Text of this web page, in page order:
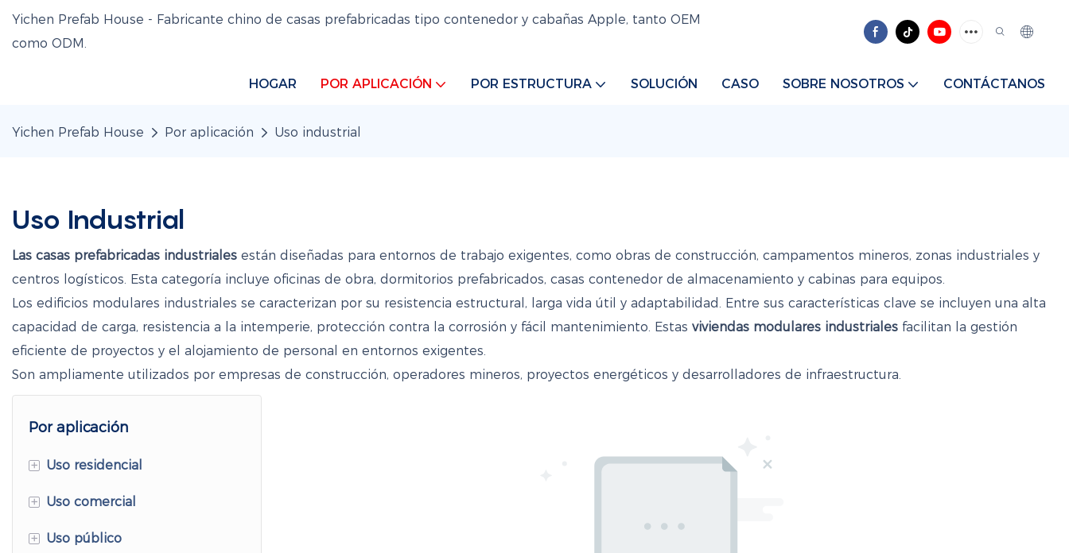
Yichen Prefab House - Fabricante chino de casas prefabricadas tipo contenedor y cabañas Apple, tanto OEM
como ODM.
HOGAR POR APLICACIÓN POR ESTRUCTURA SOLUCIÓN CASO SOBRE NOSOTROS CONTÁCTANOS
Yichen Prefab House Por aplicación Uso industrial
Uso Industrial
Las casas prefabricadas industriales están diseñadas para entornos de trabajo exigentes, como obras de construcción, campamentos mineros, zonas industriales y
centros logísticos. Esta categoría incluye oficinas de obra, dormitorios prefabricados, casas contenedor de almacenamiento y cabinas para equipos.
Los edificios modulares industriales se caracterizan por su resistencia estructural, larga vida útil y adaptabilidad. Entre sus características clave se incluyen una alta
capacidad de carga, resistencia a la intemperie, protección contra la corrosión y fácil mantenimiento. Estas viviendas modulares industriales facilitan la gestión
eficiente de proyectos y el alojamiento de personal en entornos exigentes.
Son ampliamente utilizados por empresas de construcción, operadores mineros, proyectos energéticos y desarrolladores de infraestructura.
Por aplicación
+ Uso residencial
Casas contenedor
+ Uso comercial
Casa contenedor de oficina
+ Uso público